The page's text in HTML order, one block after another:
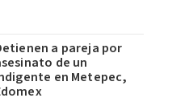
a pareja por
de un
en Metepec,